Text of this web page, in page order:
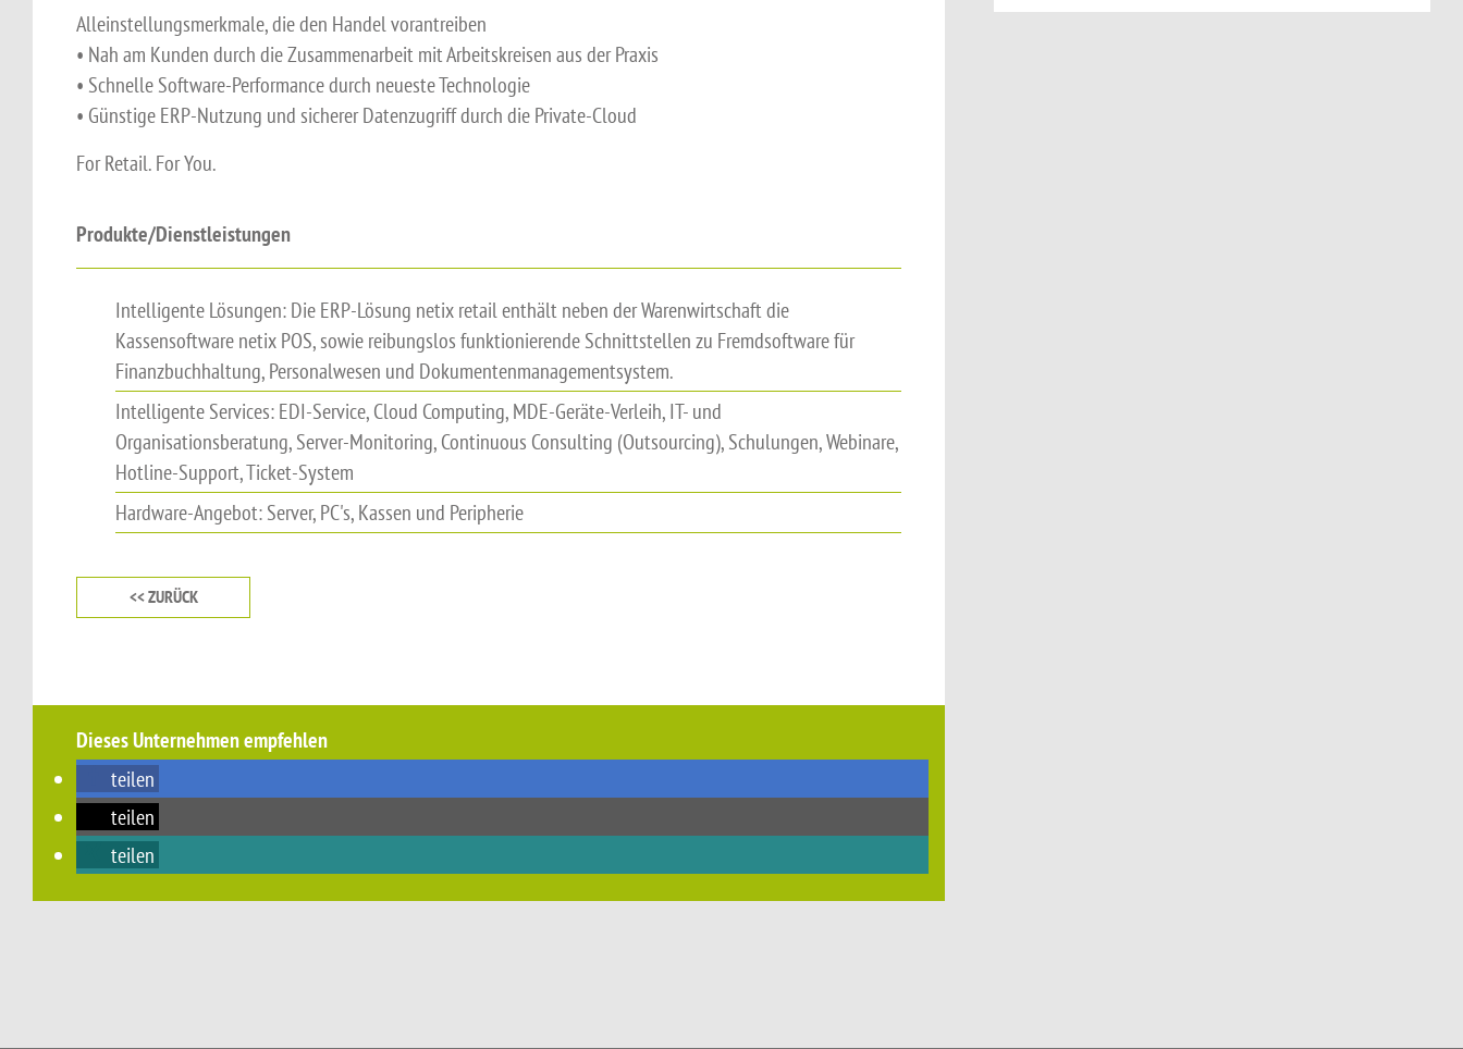
Alleinstellungsmerkmale, die den Handel vorantreiben
• Nah am Kunden durch die Zusammenarbeit mit Arbeitskreisen aus der Praxis
• Schnelle Software-Performance durch neueste Technologie
• Günstige ERP-Nutzung und sicherer Datenzugriff durch die Private-Cloud
For Retail. For You.
Produkte/Dienstleistungen
Intelligente Lösungen: Die ERP-Lösung netix retail enthält neben der Warenwirtschaft die
Kassensoftware netix POS, sowie reibungslos funktionierende Schnittstellen zu Fremdsoftware für
Finanzbuchhaltung, Personalwesen und Dokumentenmanagementsystem.
Intelligente Services: EDI-Service, Cloud Computing, MDE-Geräte-Verleih, IT- und
Organisationsberatung, Server-Monitoring, Continuous Consulting (Outsourcing), Schulungen, Webinare,
Hotline-Support, Ticket-System
Hardware-Angebot: Server, PC's, Kassen und Peripherie
<< ZURÜCK
Dieses Unternehmen empfehlen
teilen
teilen
teilen